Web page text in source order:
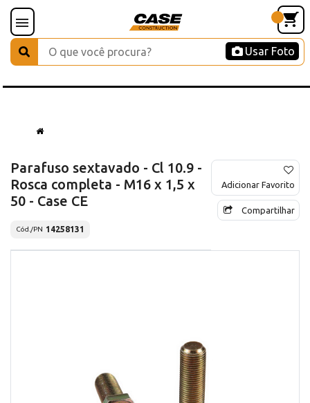
Usar Foto
Parafuso sextavado - Cl 10.9 -
Rosca completa - M16 x 1,5 x
50 - Case CE
Cód./PN 14258131
Adicionar Favorito
Compartilhar